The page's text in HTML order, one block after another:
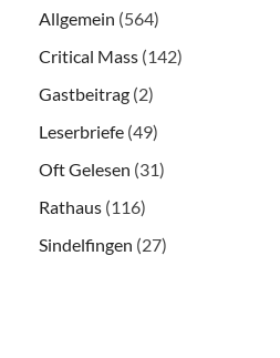
Allgemein (564)
Critical Mass (142)
Gastbeitrag (2)
Leserbriefe (49)
Oft Gelesen (31)
Rathaus (116)
Sindelfingen (27)